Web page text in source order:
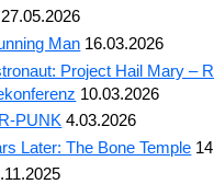
27.05.2026
Man 16.03.2026
Project Hail Mary –
10.03.2026
PUNK 4.03.2026
Later: The Bone Temple